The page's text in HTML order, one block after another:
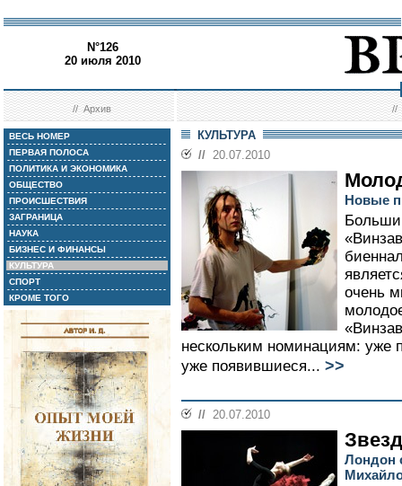
N°126
20 июля 2010
//Архив //
ВЕСЬ НОМЕР
ПЕРВАЯ ПОЛОСА
ПОЛИТИКА И ЭКОНОМИКА
ОБЩЕСТВО
ПРОИСШЕСТВИЯ
ЗАГРАНИЦА
НАУКА
БИЗНЕС И ФИНАНСЫ
КУЛЬТУРА
СПОРТ
КРОМЕ ТОГО
КУЛЬТУРА
// 20.07.2010
Новые
очень
нескольким номинациям: уже
уже появившиеся... >>
// 20.07.2010
Лондон